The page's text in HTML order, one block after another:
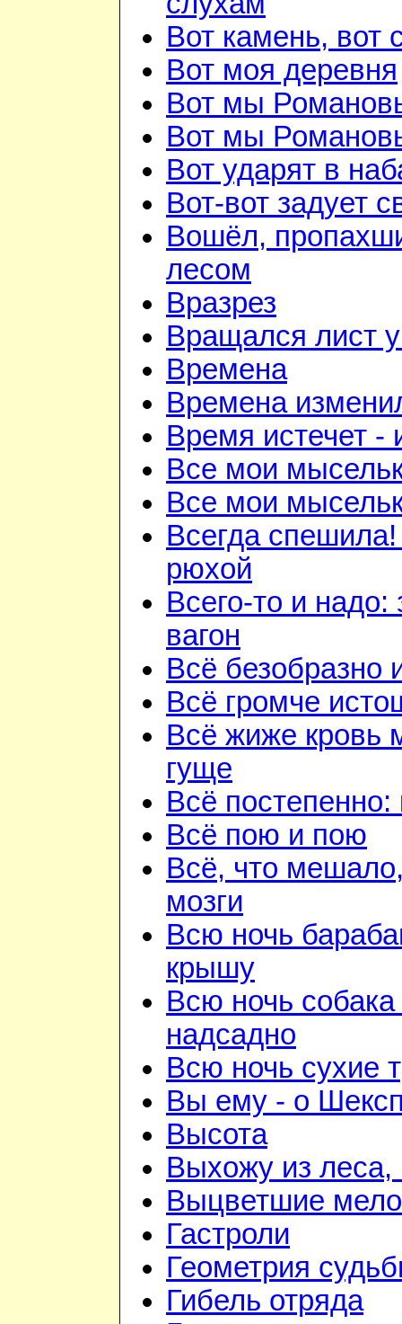
Вот камень, вот
Вот моя деревня
Вот мы
Вот мы
Вот ударят в
Вот-вот задует
Вошёл,
лесом
Вразрез
Вращался лист
Времена
Времена
Время истечет -
Все мои
Все мои
Всегда
рюхой
Всего-то и надо:
вагон
Всё безобразно
Всё громче
Всё жиже кровь
гуще
Всё постепенно:
Всё пою и пою
Всё, что
мозги
Всю ночь
крышу
Всю ночь
надсадно
Всю ночь сухие
Вы ему - о
Высота
Выхожу из леса,
Выцветшие
Гастроли
Геометрия
Гибель отряда